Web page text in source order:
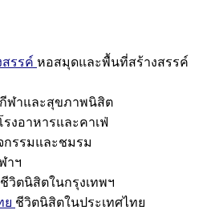
รรค์ หอสมุดและพื้นที่สร้างสรรค์
กีฬาและสุขภาพนิสิต
รงอาหารและคาเฟ่
กรรมและชมรม
าฯ
ชีวิตนิสิตในกรุงเทพฯ
ย ชีวิตนิสิตในประเทศไทย